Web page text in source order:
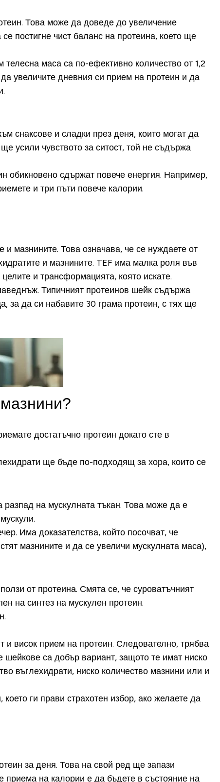
Това може да доведе до увеличение
постигне чист баланс на протеина, което ще
маса са по-ефективно количество от 1,2
увеличите дневния си прием на протеин и да
снаксове и сладки през деня, които могат да
усили чувството за ситост, той не съдържа
обикновено сдържат повече енергия. Например,
и три пъти повече калории.
и мазнините. Това означава, че се нуждаете от
и мазнините. TEF има малка роля във
и трансформацията, която искате.
Типичният протеинов шейк съдържа
за да си набавите 30 грама протеин, с тях ще
достатъчно протеин докато сте в
ще бъде по-подходящ за хора, които се
на мускулната тъкан. Това може да е
Има доказателства, който посочват, че
мазнините и да се увеличи мускулната маса),
от протеина. Смята се, че суроватъчният
на синтез на мускулен протеин.
висок прием на протеин. Следователно, трябва
шейкове са добър вариант, защото те имат ниско
въглехидрати, ниско количество мазнини или и
ги прави страхотен избор, ако желаете да
за деня. Това на свой ред ще запази
приема на калории е да бъдете в състояние на